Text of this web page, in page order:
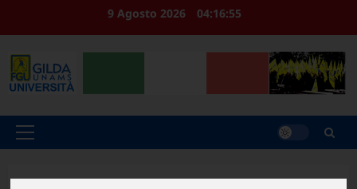
9 Agosto 2026 04:16:56
Menu